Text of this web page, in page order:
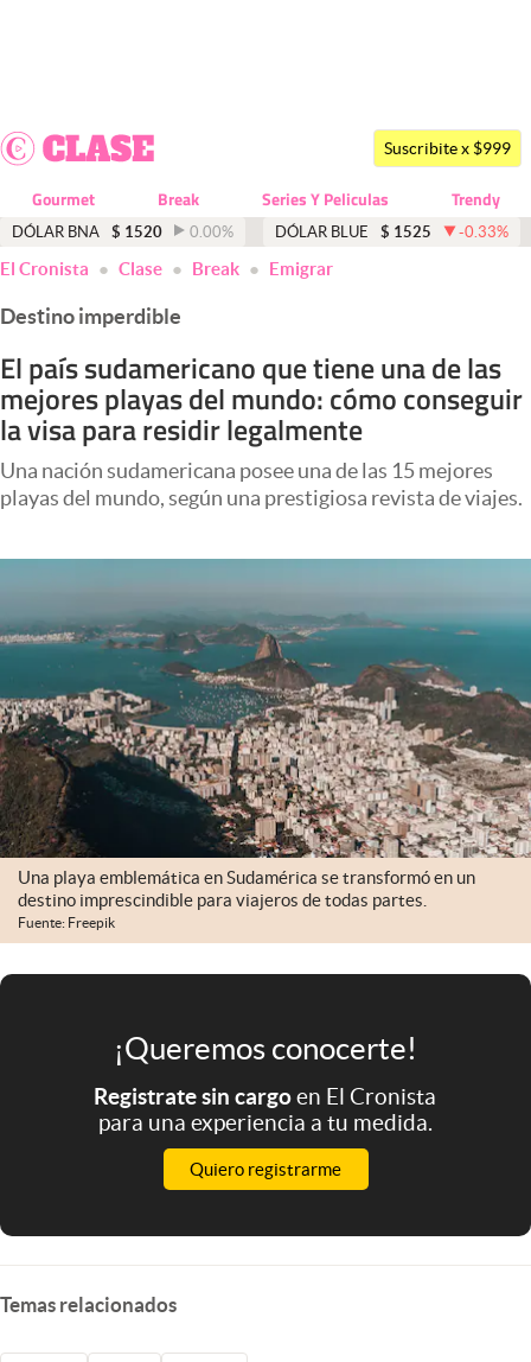
Dólar
Economía y Política
Finanzas y Mercados
Mercados Online
Negocios
Columnistas
Apertura
Clima
Eventos Corporativos
El Cronista Studio
Mediakit
abre en nueva pestaña
Argentina
Suscribite x $999
Gourmet Break Series Y Peliculas Trendy
DÓLAR BNA $ 1520 0.00% DÓLAR BLUE $ 1525 -0.33%
El Cronista Clase Break Emigrar
Destino imperdible
El país sudamericano que tiene una de las
mejores playas del mundo: cómo conseguir
la visa para residir legalmente
Una nación sudamericana posee una de las 15 mejores
playas del mundo, según una prestigiosa revista de viajes.
Una playa emblemática en Sudamérica se transformó en un
destino imprescindible para viajeros de todas partes.
Fuente: Freepik
¡Queremos conocerte!
Registrate sin cargoen El Cronista
para una experiencia a tu medida.
Quiero registrarme
Temas relacionados